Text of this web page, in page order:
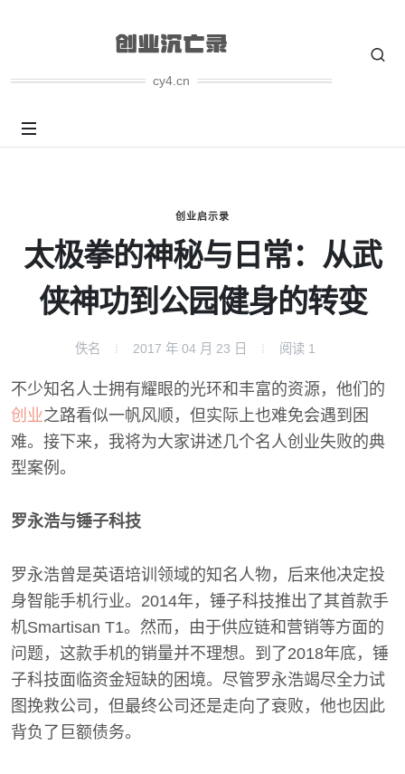
cy4.cn
创业启示录
太极拳的神秘与日常：从武
侠神功到公园健身的转变
佚名 2017 年 04 月 23 日 阅读 1
不少知名人士拥有耀眼的光环和丰富的资源，他们的
创业之路看似一帆风顺，但实际上也难免会遇到困
难。接下来，我将为大家讲述几个名人创业失败的典
型案例。
罗永浩与锤子科技
罗永浩曾是英语培训领域的知名人物，后来他决定投
身智能手机行业。2014年，锤子科技推出了其首款手
机Smartisan T1。然而，由于供应链和营销等方面的
问题，这款手机的销量并不理想。到了2018年底，锤
子科技面临资金短缺的困境。尽管罗永浩竭尽全力试
图挽救公司，但最终公司还是走向了衰败，他也因此
背负了巨额债务。